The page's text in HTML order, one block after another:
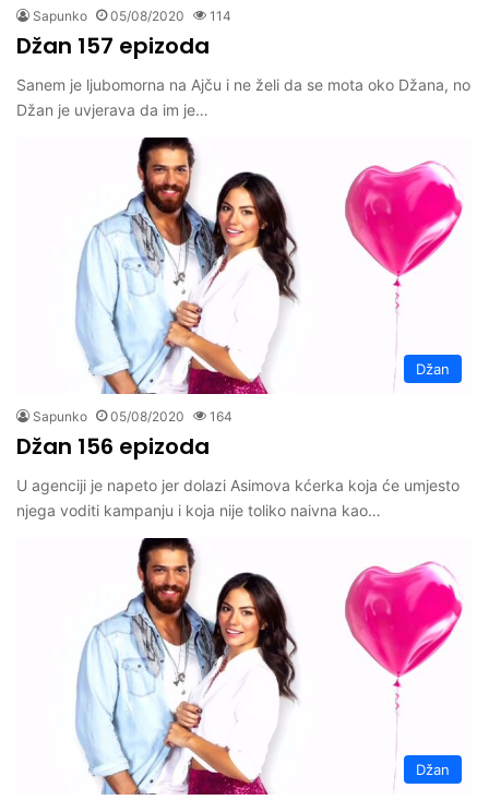
Sapunko 05/08/2020 114
Džan 157 epizoda
Sanem je ljubomorna na Ajču i ne želi da se mota oko Džana, no
Džan je uvjerava da im je…
Džan
Sapunko 05/08/2020 164
Džan 156 epizoda
U agenciji je napeto jer dolazi Asimova kćerka koja će umjesto
njega voditi kampanju i koja nije toliko naivna kao…
Džan